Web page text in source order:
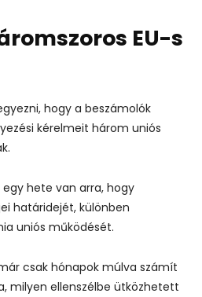
EU-s
hogy a beszámolók
kérelmeit három uniós
hete van arra, hogy
határidejét, különben
uniós működését.
csak hónapok múlva számít
milyen ellenszélbe ütközhetett